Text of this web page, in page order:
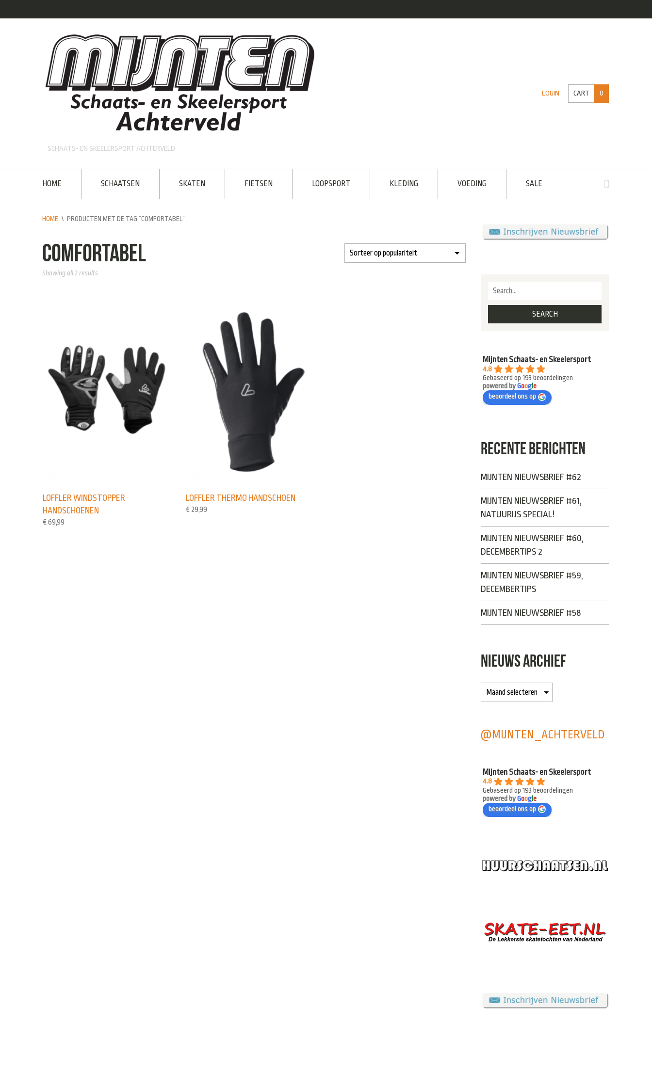
SCHAATS- EN SKEELERSPORT ACHTERVELD
LOGIN CART 0
HOME SCHAATSEN SKATEN FIETSEN LOOPSPORT KLEDING VOEDING SALE
HOME \ PRODUCTEN MET DE TAG “COMFORTABEL”
comfortabel
Showing all 2 results
LOFFLER WINDSTOPPER
HANDSCHOENEN
€ 69,99
LOFFLER THERMO HANDSCHOEN
€ 29,99
Mijnten Schaats- en Skeelersport
4.8
Gebaseerd op 193 beoordelingen
powered byGoogle
beoordeel ons op
RECENTE BERICHTEN
MIJNTEN NIEUWSBRIEF #62
MIJNTEN NIEUWSBRIEF #61,
NATUURIJS SPECIAL!
MIJNTEN NIEUWSBRIEF #60,
DECEMBERTIPS 2
MIJNTEN NIEUWSBRIEF #59,
DECEMBERTIPS
MIJNTEN NIEUWSBRIEF #58
NIEUWS ARCHIEF
@MIJNTEN_ACHTERVELD
Mijnten Schaats- en Skeelersport
4.8
Gebaseerd op 193 beoordelingen
powered byGoogle
beoordeel ons op